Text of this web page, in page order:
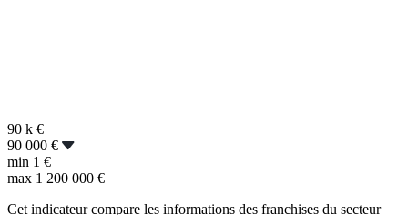
90 k €
90 000 €
min 1 €
max 1 200 000 €
Cet indicateur compare les informations des franchises du secteur